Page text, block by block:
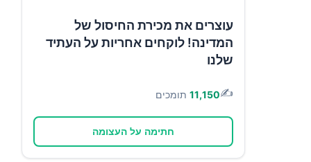
עוצרים את מכירת החיסול של
המדינה! לוקחים אחריות על העתיד
שלנו
✍️
11,150 תומכים
חתימה על העצומה